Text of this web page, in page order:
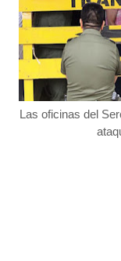
Las oficinas del